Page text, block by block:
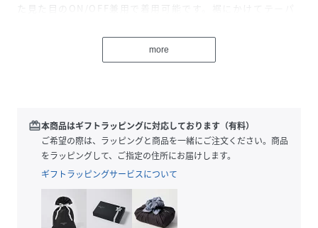
た見た目のON/OFF兼用で着用可能です。裾にかけてテーパ
とで、透けにくい上に、ジャージー素材と錯覚するほどの伸
縮性と、適度なハリ感によるシルエットの美しさも特徴で
【機能性】
ウォッシャブル
more
redeem本商品はギフトラッピングに対応しております（有料）
ご希望の際は、ラッピングと商品を一緒にご注文ください。商品
をラッピングして、ご指定の住所にお届けします。
ギフトラッピングサービスについて